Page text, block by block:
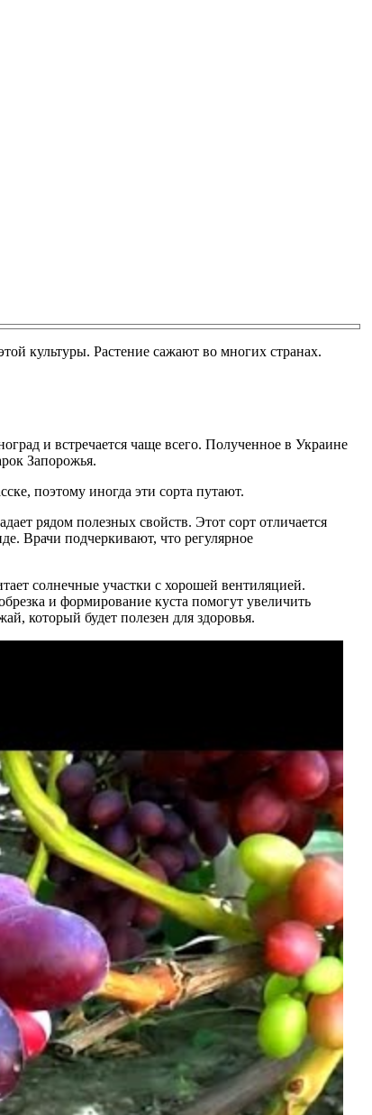
культуры. Растение сажают во многих странах.
и встречается чаще всего. Полученное в Украине
Запорожья.
поэтому иногда эти сорта путают.
рядом полезных свойств. Этот сорт отличается
Врачи подчеркивают, что регулярное
солнечные участки с хорошей вентиляцией.
и формирование куста помогут увеличить
который будет полезен для здоровья.